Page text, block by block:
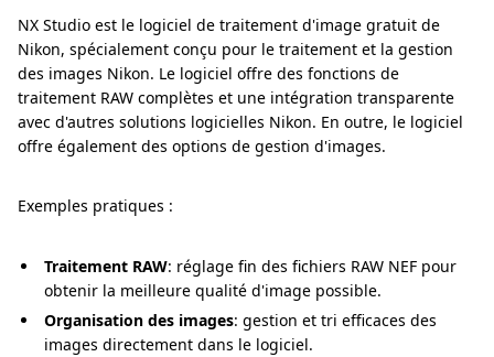
NX Studio est le logiciel de traitement d'image gratuit de
Nikon, spécialement conçu pour le traitement et la gestion
des images Nikon. Le logiciel offre des fonctions de
traitement RAW complètes et une intégration transparente
avec d'autres solutions logicielles Nikon. En outre, le logiciel
offre également des options de gestion d'images.
Exemples pratiques :
Traitement RAW: réglage fin des fichiers RAW NEF pour
obtenir la meilleure qualité d'image possible.
Organisation des images: gestion et tri efficaces des
images directement dans le logiciel.